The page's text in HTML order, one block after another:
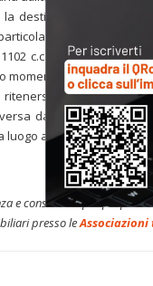
destinazione del bene
per stabilire
c.c., deve aversi
momento, ma a quello
permesso se
da quella derivante
ad una servitù a
* * *
e consulenza per
presso le